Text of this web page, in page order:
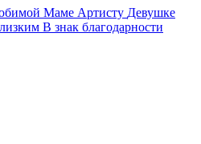
Маме Артисту Девушке
В знак благодарности